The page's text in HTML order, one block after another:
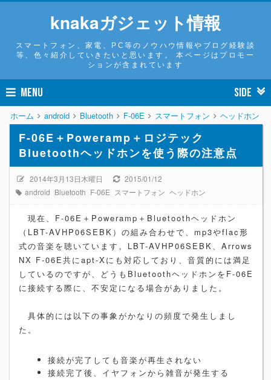
knakaガジェット情報
スマートフォン、家電、PC等のノウハウ情報やブログ経験談
等、色々紹介していきたいと思います。 本ページはプロモー
ションが含まれています
MENU SIDE
ホーム android Bluetooth F-06E スマートフォン ヘッドホン
F-06E＋Poweramp＋ロジテック
Bluetoothヘッドホンを使う際の注意点
2014年3月13日木曜日
2015/01/12
android Bluetooth F-06E スマートフォン ヘッドホン
現在、F-06E＋Poweramp＋Bluetoothヘッドホン
（LBT-AVHP06SEBK）の組み合わせで、mp3やflac形
式の音楽を聴いています。LBT-AVHP06SEBK、Arrows
NX F-06E共にapt-Xにも対応しており、音質的には満足
しているのですが、どうもBluetoothヘッドホンをF-06E
に接続する際に、不安定になる場合がありました。
具体的には以下の事象がかなりの頻度で発生しまし
た。
接続が完了しても音楽が再生されない
接続完了後、イヤフォンから雑音が発生する